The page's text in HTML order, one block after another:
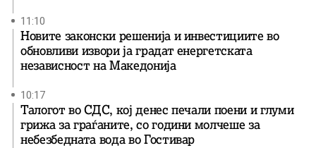
11:10
Новите законски решенија и инвестициите во
обновливи извори ја градат енергетската
независност на Македонија
10:17
Талогот во СДС, кој денес печали поени и глуми
грижа за граѓаните, со години молчеше за
небезбедната вода во Гостивар